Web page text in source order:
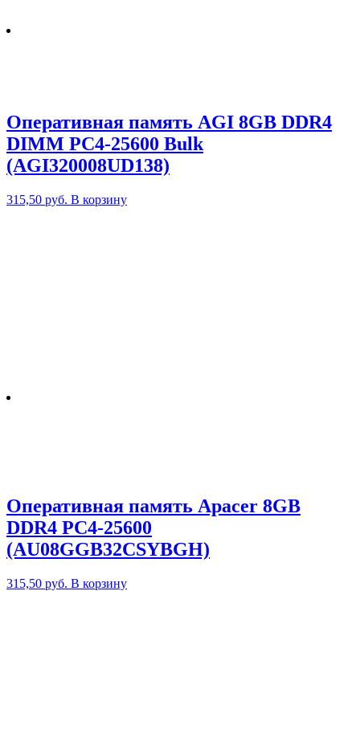
Оперативная память AGI 8GB DDR4
DIMM PC4-25600 Bulk
(AGI320008UD138)
315,50 руб. В корзину
Оперативная память Apacer 8GB
DDR4 PC4-25600
(AU08GGB32CSYBGH)
315,50 руб. В корзину